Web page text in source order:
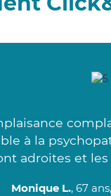
à la
adroites et
Monique L., 67